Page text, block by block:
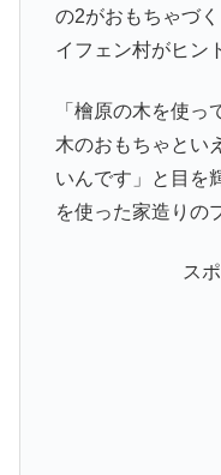
の2がおもちゃづ
イフェン村がヒン
「檜原の木を使
木のおもちゃとい
いんです」と目を
を使った家造りの
ス